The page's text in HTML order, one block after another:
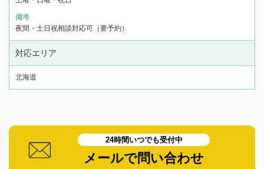
備考
夜間・土日祝相談対応可（要予約）
対応エリア
北海道
24時間いつでも受付中
メールで問い合わせ